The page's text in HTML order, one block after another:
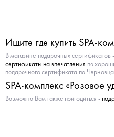
Ищите где купить SPA-
В магазине подарочных
сертификаты на впечатления по
подарочного сертификата по
SPA-комплекс «Розовое
Возможно Вам также пригодиться -